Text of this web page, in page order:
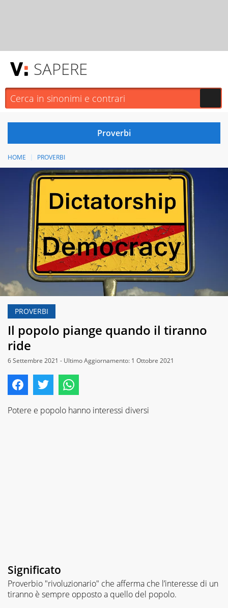
SAPERE
HOME PROVERBI
PROVERBI
Il popolo piange quando il tiranno
ride
6 Settembre 2021 - Ultimo Aggiornamento: 1 Ottobre 2021
Potere e popolo hanno interessi diversi
Significato
Proverbio "rivoluzionario" che afferma che l’interesse di un
tiranno è sempre opposto a quello del popolo.